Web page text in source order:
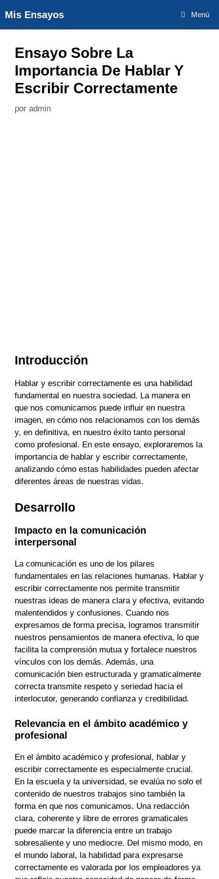
al
contenido
Mis Ensayos Menú
Ensayo Sobre La
Importancia De Hablar Y
Escribir Correctamente
por admin
Introducción
Hablar y escribir correctamente es una habilidad
fundamental en nuestra sociedad. La manera en
que nos comunicamos puede influir en nuestra
imagen, en cómo nos relacionamos con los demás
y, en definitiva, en nuestro éxito tanto personal
como profesional. En este ensayo, exploraremos la
importancia de hablar y escribir correctamente,
analizando cómo estas habilidades pueden afectar
diferentes áreas de nuestras vidas.
Desarrollo
Impacto en la comunicación
interpersonal
La comunicación es uno de los pilares
fundamentales en las relaciones humanas. Hablar y
escribir correctamente nos permite transmitir
nuestras ideas de manera clara y efectiva, evitando
malentendidos y confusiones. Cuando nos
expresamos de forma precisa, logramos transmitir
nuestros pensamientos de manera efectiva, lo que
facilita la comprensión mutua y fortalece nuestros
vínculos con los demás. Además, una
comunicación bien estructurada y gramaticalmente
correcta transmite respeto y seriedad hacia el
interlocutor, generando confianza y credibilidad.
Relevancia en el ámbito académico y
profesional
En el ámbito académico y profesional, hablar y
escribir correctamente es especialmente crucial.
En la escuela y la universidad, se evalúa no solo el
contenido de nuestros trabajos sino también la
forma en que nos comunicamos. Una redacción
clara, coherente y libre de errores gramaticales
puede marcar la diferencia entre un trabajo
sobresaliente y uno mediocre. Del mismo modo, en
el mundo laboral, la habilidad para expresarse
correctamente es valorada por los empleadores ya